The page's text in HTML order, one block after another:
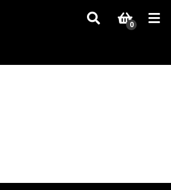
se může dodání dílů, které nejsou skladem,
Děkujeme za pochopení.
0